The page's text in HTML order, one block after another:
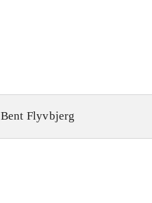
Bent Flyvbjerg